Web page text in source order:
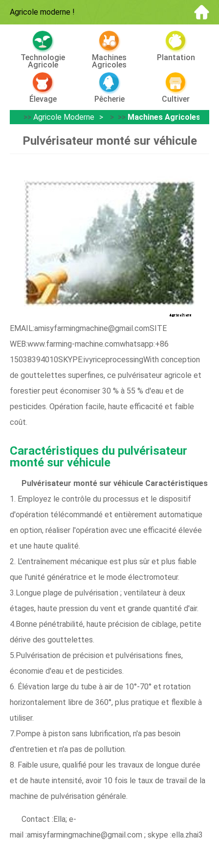
Agricole moderne !
Technologie
Agricole
Machines
Agricoles
Plantation
Élevage Pêcherie
Cultiver
>> Agricole Moderne > >> Machines Agricoles
Pulvérisateur monté sur véhicule
EMAIL:amisyfarmingmachine@gmail.comSITE
WEB:www.farming-machine.comwhatsapp:+86
15038394010SKYPE:ivyriceprocessingWith conception
de gouttelettes superfines, ce pulvérisateur agricole et
forestier peut économiser 30 % à 55 % d'eau et de
pesticides. Opération facile, haute efficacité et faible
coût.
Caractéristiques du pulvérisateur
monté sur véhicule
Pulvérisateur monté sur véhicule Caractéristiques
1. Employez le contrôle du processus et le dispositif
d'opération télécommandé et entièrement automatique
en option, réaliser l'opération avec une efficacité élevée
et une haute qualité.
2. L'entraînement mécanique est plus sûr et plus fiable
que l'unité génératrice et le mode électromoteur.
3.Longue plage de pulvérisation ; ventilateur à deux
étages, haute pression du vent et grande quantité d'air.
4.Bonne pénétrabilité, haute précision de ciblage, petite
dérive des gouttelettes.
5.Pulvérisation de précision et pulvérisations fines,
économie d'eau et de pesticides.
6. Élévation large du tube à air de 10°-70° et rotation
horizontalement libre de 360°, plus pratique et flexible à
utiliser.
7.Pompe à piston sans lubrification, n'a pas besoin
d'entretien et n'a pas de pollution.
8. Faible usure, qualifié pour les travaux de longue durée
et de haute intensité, avoir 10 fois le taux de travail de la
machine de pulvérisation générale.
Contact :Ella; e-
mail :amisyfarmingmachine@gmail.com ; skype :ella.zhai3